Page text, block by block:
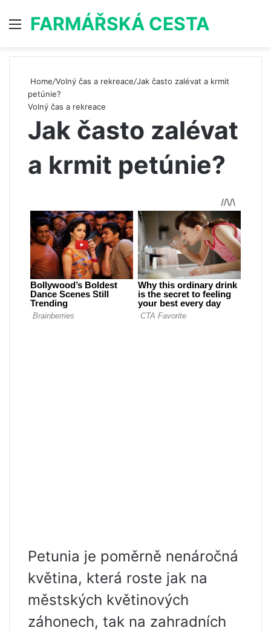
Menu
FARMÁŘSKÁ CESTA
Home/Volný čas a rekreace/Jak často zalévat a krmit
petúnie?
Volný čas a rekreace
Jak často zalévat
a krmit petúnie?
Petunia je poměrně nenáročná
květina, která roste jak na
městských květinových
záhonech, tak na zahradních